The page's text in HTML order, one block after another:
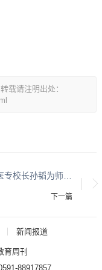
载请注明出处：
河南医专校长孙韬为师生讲授专题思政课
下一篇
新闻报道
育周刊
88917857